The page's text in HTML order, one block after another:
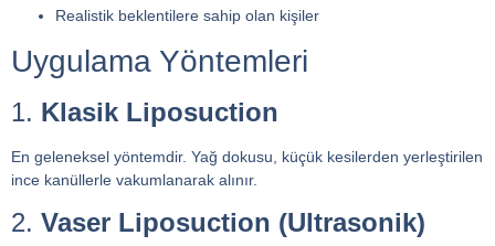
Realistik beklentilere sahip olan kişiler
Uygulama Yöntemleri
1. Klasik Liposuction
En geleneksel yöntemdir. Yağ dokusu, küçük kesilerden yerleştirilen
ince kanüllerle vakumlanarak alınır.
2. Vaser Liposuction (Ultrasonik)